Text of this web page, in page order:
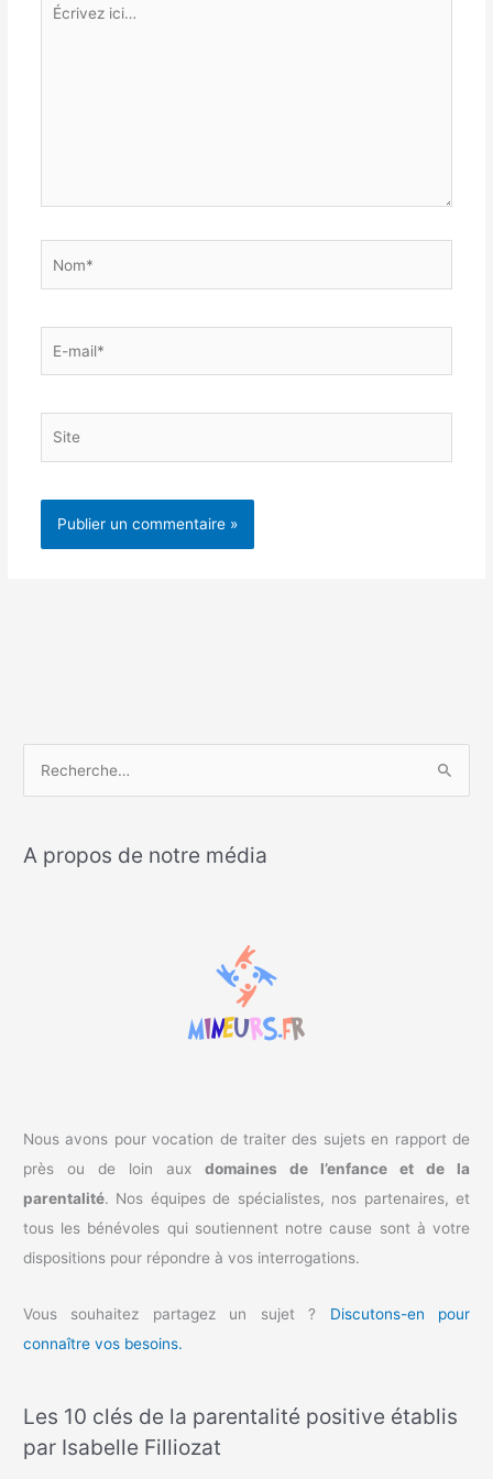
ici…
mail*
h
A propos de notre média
Nous avons pour vocation de traiter des sujets en rapport de
près ou de loin aux domaines de l’enfance et de la
parentalité. Nos équipes de spécialistes, nos partenaires, et
tous les bénévoles qui soutiennent notre cause sont à votre
dispositions pour répondre à vos interrogations.
Vous souhaitez partagez un sujet ? Discutons-en pour
connaître vos besoins.
Les 10 clés de la parentalité positive établis
par Isabelle Filliozat